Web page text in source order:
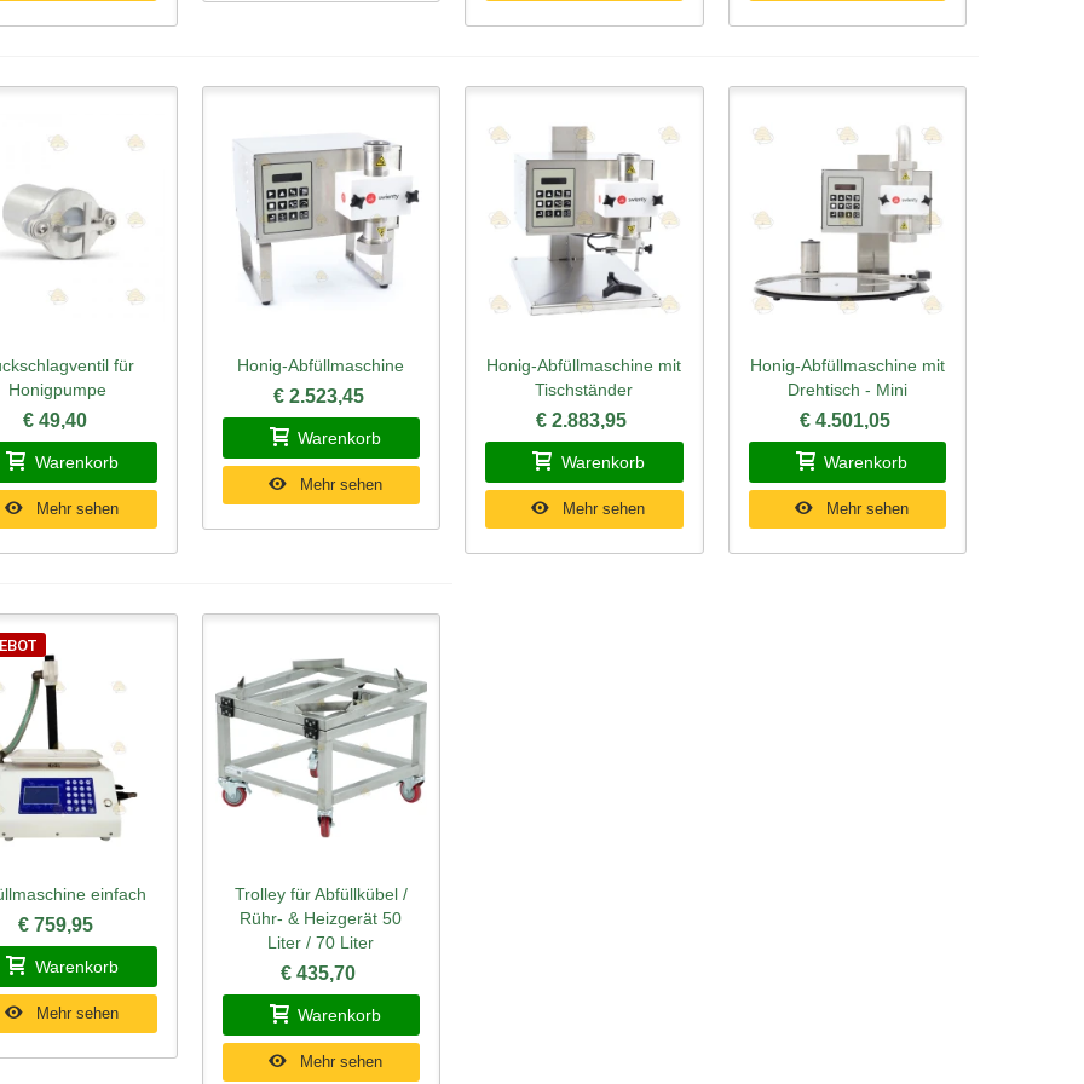
für
Honigpumpe
€ 49,40
Warenkorb
Mehr sehen
Schnellansicht
Honig-Abfüllmaschine
€ 2.523,45
Warenkorb
Mehr sehen
Schnellansicht
Honig-Abfüllmaschine mit
Tischständer
€ 2.883,95
Warenkorb
Mehr sehen
Schnellansicht
Honig-Abfüllmaschine mit
Drehtisch - Mini
€ 4.501,05
Warenkorb
Mehr sehen
einfach
€ 759,95
Warenkorb
Mehr sehen
Schnellansicht
Trolley für Abfüllkübel /
Rühr- & Heizgerät 50
Liter / 70 Liter
€ 435,70
Warenkorb
Mehr sehen